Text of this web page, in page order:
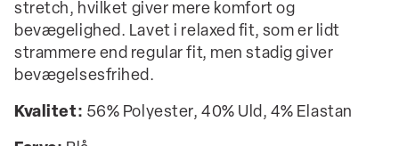
stretch, hvilket giver mere komfort og
bevægelighed. Lavet i relaxed fit, som er lidt
strammere end regular fit, men stadig giver
bevægelsesfrihed.
Kvalitet: 56% Polyester, 40% Uld, 4% Elastan